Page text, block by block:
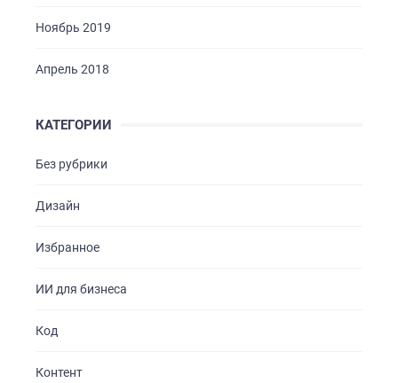
Ноябрь 2019
Апрель 2018
КАТЕГОРИИ
Без рубрики
Дизайн
Избранное
ИИ для бизнеса
Код
Контент